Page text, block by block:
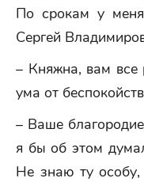
По срокам у
Сергей
– Княжна, вам все
ума от
– Ваше
я бы об этом
Не знаю ту